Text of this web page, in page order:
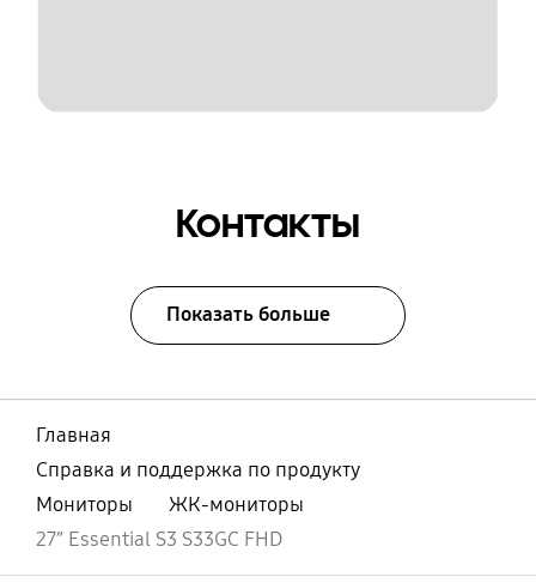
Контакты
Показать больше
Главная
Справка и поддержка по продукту
Мониторы
ЖК-мониторы
27” Essential S3 S33GC FHD